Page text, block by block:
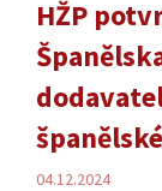
HŽP
04.12.2024